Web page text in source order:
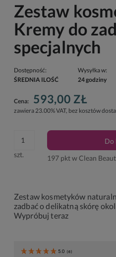
Zestaw
Kremy do
specjalnych
Dostępność:
ŚREDNIA ILOŚĆ
Wysyłka w:
24 godziny
Cena: 593,00 ZŁ
zawiera 23.00% VAT, bez kosztów
szt.
Do
197pkt w Clean
Zestaw kosmetyków
zadbać o delikatną skórę
Wypróbuj teraz
5.0 (6)